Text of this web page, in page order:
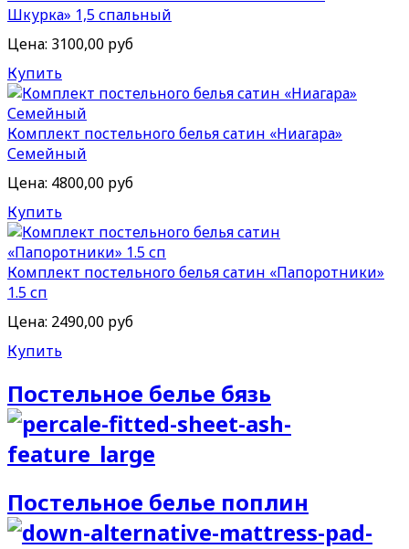
Шкурка» 1,5 спальный
Цена: 3100,00 руб
Купить
Комплект постельного белья сатин «Ниагара»
Семейный
Цена: 4800,00 руб
Купить
Комплект постельного белья сатин «Папоротники»
1.5 сп
Цена: 2490,00 руб
Купить
Постельное белье бязь
Постельное белье поплин